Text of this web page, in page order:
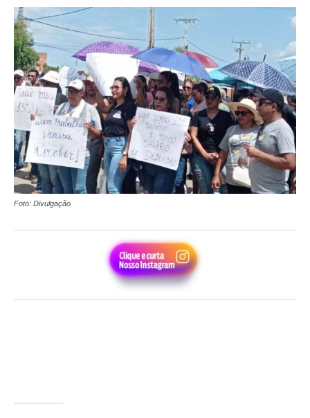
Foto: Divulgação